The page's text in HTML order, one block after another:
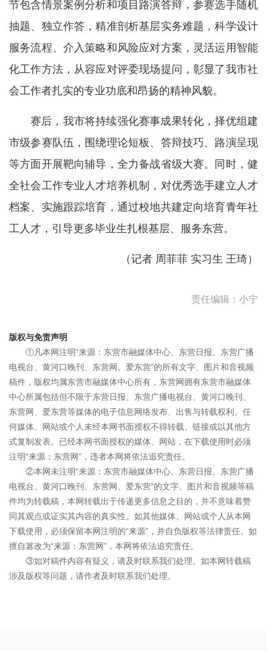
节包含情景案例分析和项目路演答辩，参赛选手随机
抽题、独立作答，精准剖析基层实务难题，科学设计
服务流程、介入策略和风险应对方案，灵活运用智能
化工作方法，从容应对评委现场提问，彰显了我市社
会工作者扎实的专业功底和昂扬的精神风貌。
赛后，我市将持续强化赛事成果转化，择优组建
市级参赛队伍，围绕理论短板、答辩技巧、路演呈现
等方面开展靶向辅导，全力备战省级大赛。同时，健
全社会工作专业人才培养机制，对优秀选手建立人才
档案、实施跟踪培育，通过校地共建定向培育青年社
工人才，引导更多毕业生扎根基层、服务东营。
（记者 周菲菲 实习生 王琦）
责任编辑：小宁
版权与免责声明
①凡本网注明“来源：东营市融媒体中心、东营日报、东营广播
电视台、黄河口晚刊、东营网、爱东营”的所有文字、图片和音视频
稿件，版权均属东营市融媒体中心所有，东营网拥有东营市融媒体
中心所属包括但不限于东营日报、东营广播电视台、黄河口晚刊、
东营网、爱东营等媒体的电子信息网络发布、出售与转载权利。任
何媒体、网站或个人未经本网书面授权不得转载、链接或以其他方
式复制发表。已经本网书面授权的媒体、网站，在下载使用时必须
注明“来源：东营网”，违者本网将依法追究责任。
②本网未注明“来源：东营市融媒体中心、东营日报、东营广播
电视台、黄河口晚刊、东营网、爱东营”的文字、图片和音视频等稿
件均为转载稿，本网转载出于传递更多信息之目的，并不意味着赞
同其观点或证实其内容的真实性。如其他媒体、网站或个人从本网
下载使用，必须保留本网注明的“来源”，并自负版权等法律责任。如
擅自篡改为“来源：东营网”，本网将依法追究责任。
③如对稿件内容有疑义，请及时联系我们处理。如本网转载稿
涉及版权等问题，请作者及时联系我们处理。